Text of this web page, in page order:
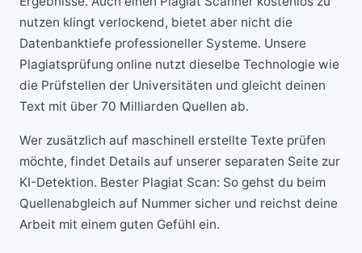
nutzen klingt verlockend, bietet aber nicht die
Datenbanktiefe professioneller Systeme. Unsere
Plagiatsprüfung online nutzt dieselbe Technologie wie
die Prüfstellen der Universitäten und gleicht deinen
Text mit über 70 Milliarden Quellen ab.
Wer zusätzlich auf maschinell erstellte Texte prüfen
möchte, findet Details auf unserer separaten Seite zur
KI-Detektion. Bester Plagiat Scan: So gehst du beim
Quellenabgleich auf Nummer sicher und reichst deine
Arbeit mit einem guten Gefühl ein.